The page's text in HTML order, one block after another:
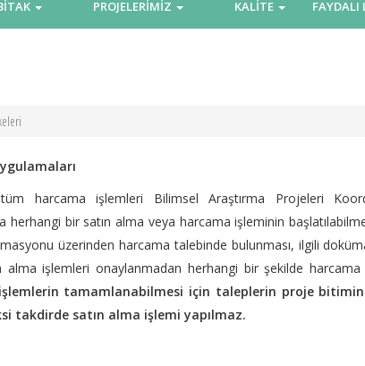
PROJELERİMİZ KALİTE FAYDALI
harcama işlemleri Bilimsel Araştırma Projeleri
herhangi bir satın alma veya harcama işleminin
üzerinden harcama talebinde bulunması, ilgili
alma işlemleri onaylanmadan herhangi bir şekilde harcama
tamamlanabilmesi için taleplerin proje
takdirde satın alma işlemi yapılmaz.